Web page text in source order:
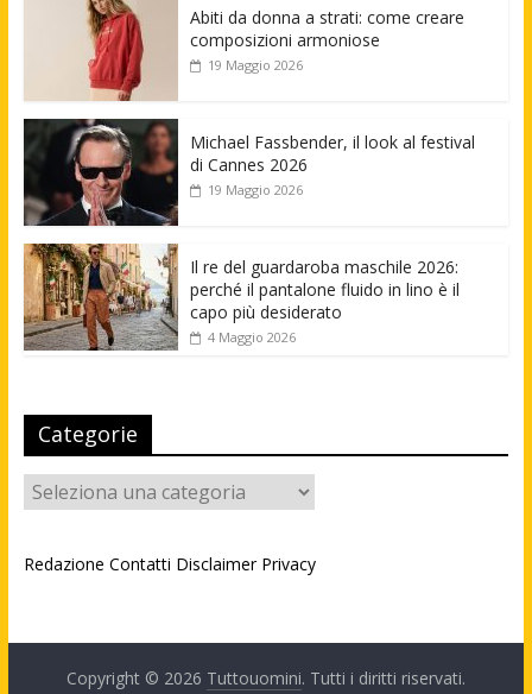
Abiti da donna a strati: come creare
composizioni armoniose
19 Maggio 2026
Michael Fassbender, il look al festival
di Cannes 2026
19 Maggio 2026
Il re del guardaroba maschile 2026:
perché il pantalone fluido in lino è il
capo più desiderato
4 Maggio 2026
Categorie
Categorie
Redazione Contatti Disclaimer Privacy
Copyright © 2026 Tuttouomini. Tutti i diritti riservati.